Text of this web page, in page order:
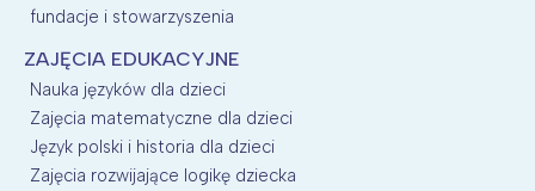
fundacje i stowarzyszenia
ZAJĘCIA EDUKACYJNE
Nauka języków dla dzieci
Zajęcia matematyczne dla dzieci
Język polski i historia dla dzieci
Zajęcia rozwijające logikę dziecka